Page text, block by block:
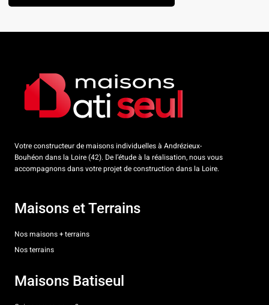
Votre constructeur de maisons individuelles à Andrézieux-
Bouhéon dans la Loire (42). De l’étude à la réalisation, nous vous
accompagnons dans votre projet de construction dans la Loire.
Maisons et Terrains
Nos maisons + terrains
Nos terrains
Maisons Batiseul